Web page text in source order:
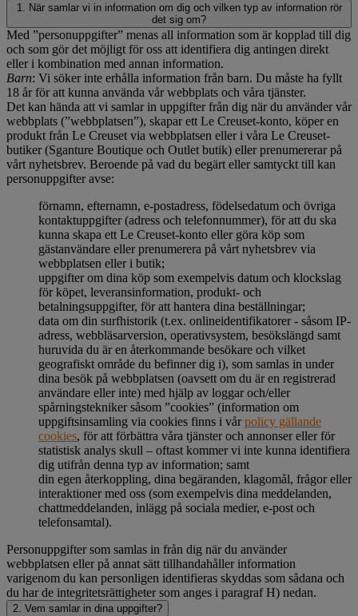
1. När samlar vi in information om dig och vilken typ av information rör
det sig om?
Med ”personuppgifter” menas all information som är kopplad till dig
och som gör det möjligt för oss att identifiera dig antingen direkt
eller i kombination med annan information.
Barn: Vi söker inte erhålla information från barn. Du måste ha fyllt
18 år för att kunna använda vår webbplats och våra tjänster.
Det kan hända att vi samlar in uppgifter från dig när du använder vår
webbplats (”webbplatsen”), skapar ett Le Creuset-konto, köper en
produkt från Le Creuset via webbplatsen eller i våra Le Creuset-
butiker (Sganture Boutique och Outlet butik) eller prenumererar på
vårt nyhetsbrev. Beroende på vad du begärt eller samtyckt till kan
personuppgifter avse:
förnamn, efternamn, e-postadress, födelsedatum och övriga
kontaktuppgifter (adress och telefonnummer), för att du ska
kunna skapa ett Le Creuset-konto eller göra köp som
gästanvändare eller prenumerera på vårt nyhetsbrev via
webbplatsen eller i butik;
uppgifter om dina köp som exempelvis datum och klockslag
för köpet, leveransinformation, produkt- och
betalningsuppgifter, för att hantera dina beställningar;
data om din surfhistorik (t.ex. onlineidentifikatorer - såsom IP-
adress, webbläsarversion, operativsystem, besökslängd samt
huruvida du är en återkommande besökare och vilket
geografiskt område du befinner dig i), som samlas in under
dina besök på webbplatsen (oavsett om du är en registrerad
användare eller inte) med hjälp av loggar och/eller
spårningstekniker såsom ”cookies” (information om
uppgiftsinsamling via cookies finns i vårpolicy gällande
cookies, för att förbättra våra tjänster och annonser eller för
statistisk analys skull – oftast kommer vi inte kunna identifiera
dig utifrån denna typ av information; samt
din egen återkoppling, dina begäranden, klagomål, frågor eller
interaktioner med oss (som exempelvis dina meddelanden,
chattmeddelanden, inlägg på sociala medier, e-post och
telefonsamtal).
Personuppgifter som samlas in från dig när du använder
webbplatsen eller på annat sätt tillhandahåller information
varigenom du kan personligen identifieras skyddas som sådana och
du har de integritetsrättigheter som anges i paragraf H) nedan.
2. Vem samlar in dina uppgifter?